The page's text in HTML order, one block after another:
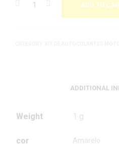
ADD TO
ADDITIONAL
Weight 1 g
cor Amarelo